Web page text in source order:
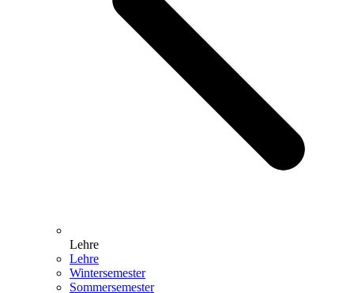
Lehre
Lehre
Wintersemester
Sommersemester